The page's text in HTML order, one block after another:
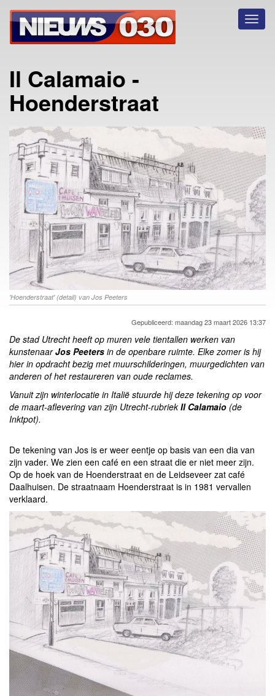
Il Calamaio -
Hoenderstraat
'Hoenderstraat' (detail) van Jos Peeters
Gepubliceerd: maandag 23 maart 2026 13:37
De stad Utrecht heeft op muren vele tientallen werken van
kunstenaarJos Peeters in de openbare ruimte. Elke zomer is hij
hier in opdracht bezig met muurschilderingen, muurgedichten van
anderen of het restaureren van oude reclames.
Vanuit zijn winterlocatie in Italië stuurde hij deze tekening op voor
de maart-aflevering van zijn Utrecht-rubriekIl Calamaio (de
Inktpot).
De tekening van Jos is er weer eentje op basis van een dia van
zijn vader. We zien een café en een straat die er niet meer zijn.
Op de hoek van de Hoenderstraat en de Leidseveer zat café
Daalhuisen. De straatnaam Hoenderstraat is in 1981 vervallen
verklaard.